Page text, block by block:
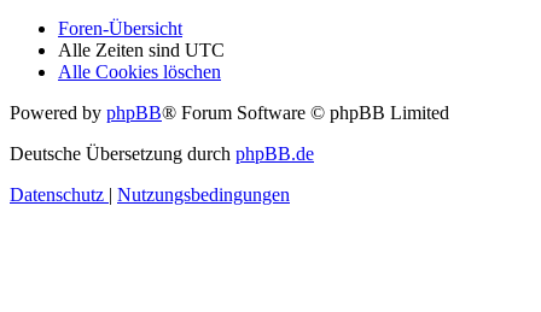
Foren-Übersicht
Alle Zeiten sind UTC
Alle Cookies löschen
Powered by phpBB® Forum Software © phpBB Limited
Deutsche Übersetzung durch phpBB.de
Datenschutz | Nutzungsbedingungen